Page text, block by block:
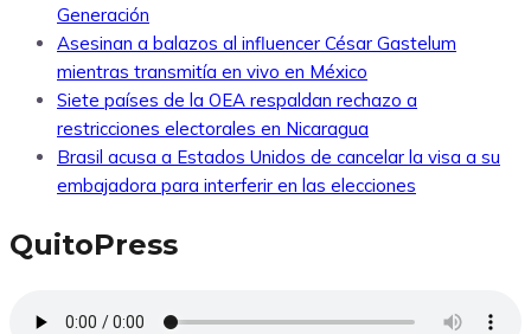
Generación
Asesinan a balazos al influencer César Gastelum
mientras transmitía en vivo en México
Siete países de la OEA respaldan rechazo a
restricciones electorales en Nicaragua
Brasil acusa a Estados Unidos de cancelar la visa a su
embajadora para interferir en las elecciones
QuitoPress